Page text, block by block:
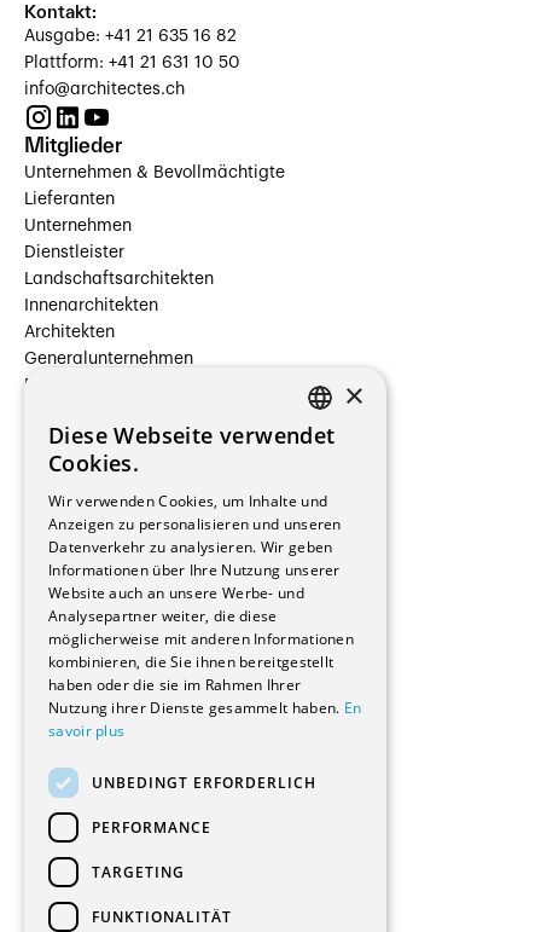
Kontakt:
Ausgabe: +41 21 635 16 82
Plattform: +41 21 631 10 50
info@architectes.ch
Mitglieder
Unternehmen & Bevollmächtigte
Lieferanten
Unternehmen
Dienstleister
Landschaftsarchitekten
Innenarchitekten
Architekten
Generalunternehmen
Beauftragte Unternehmen
Hersteller/Lieferanten
Bauherrschaften
Immobilienverwaltungsgesellschaften
Stockwerkeigentum
Reportagen
Wohnungen
Renovierungen
Innere Umbauten
Gastgewerbe und Tourismus
Verwaltungsgebäude und Geschäfte
Schuleinrichtungen
Medizinische Einrichtungen
Kultur - Sport - Freizeit
Industrie - Handwerk
Transport und Parkplätze
Diverse Bauten
FRENCH
×
Diese Webseite verwendet
Cookies.
Wir verwenden Cookies, um Inhalte und
Anzeigen zu personalisieren und unseren
Datenverkehr zu analysieren. Wir geben
Informationen über Ihre Nutzung unserer
Website auch an unsere Werbe- und
Analysepartner weiter, die diese
möglicherweise mit anderen Informationen
kombinieren, die Sie ihnen bereitgestellt
haben oder die sie im Rahmen Ihrer
Nutzung ihrer Dienste gesammelt haben. En
savoir plus
UNBEDINGT ERFORDERLICH
PERFORMANCE
TARGETING
FUNKTIONALITÄT